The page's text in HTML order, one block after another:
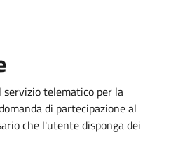
servizio telematico per la
di partecipazione al
che l'utente disponga dei